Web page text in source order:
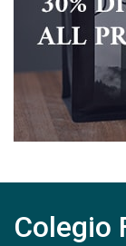
Colegio